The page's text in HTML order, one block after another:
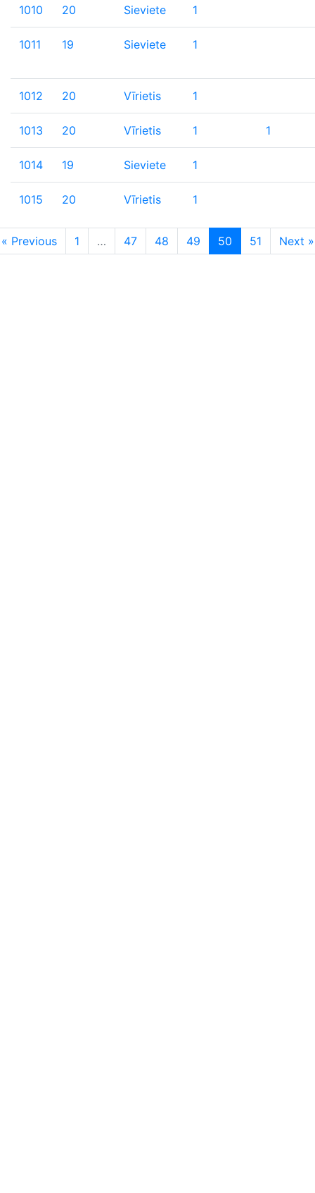
1010 20 Sieviete 1
1011 19 Sieviete 1
1012 20 Vīrietis 1
1013 20 Vīrietis 1 1
1014 19 Sieviete 1
1015 20 Vīrietis 1
« Previous 1 … 47 48 49 50 51 Next »